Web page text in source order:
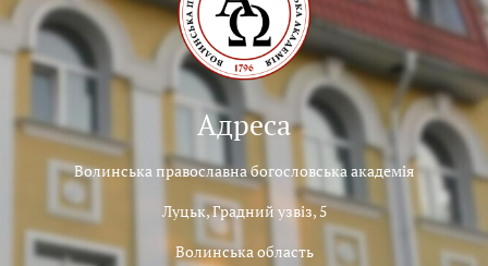
Адреса
Волинська православна богословська академія
Луцьк, Градний узвіз, 5
Волинська область